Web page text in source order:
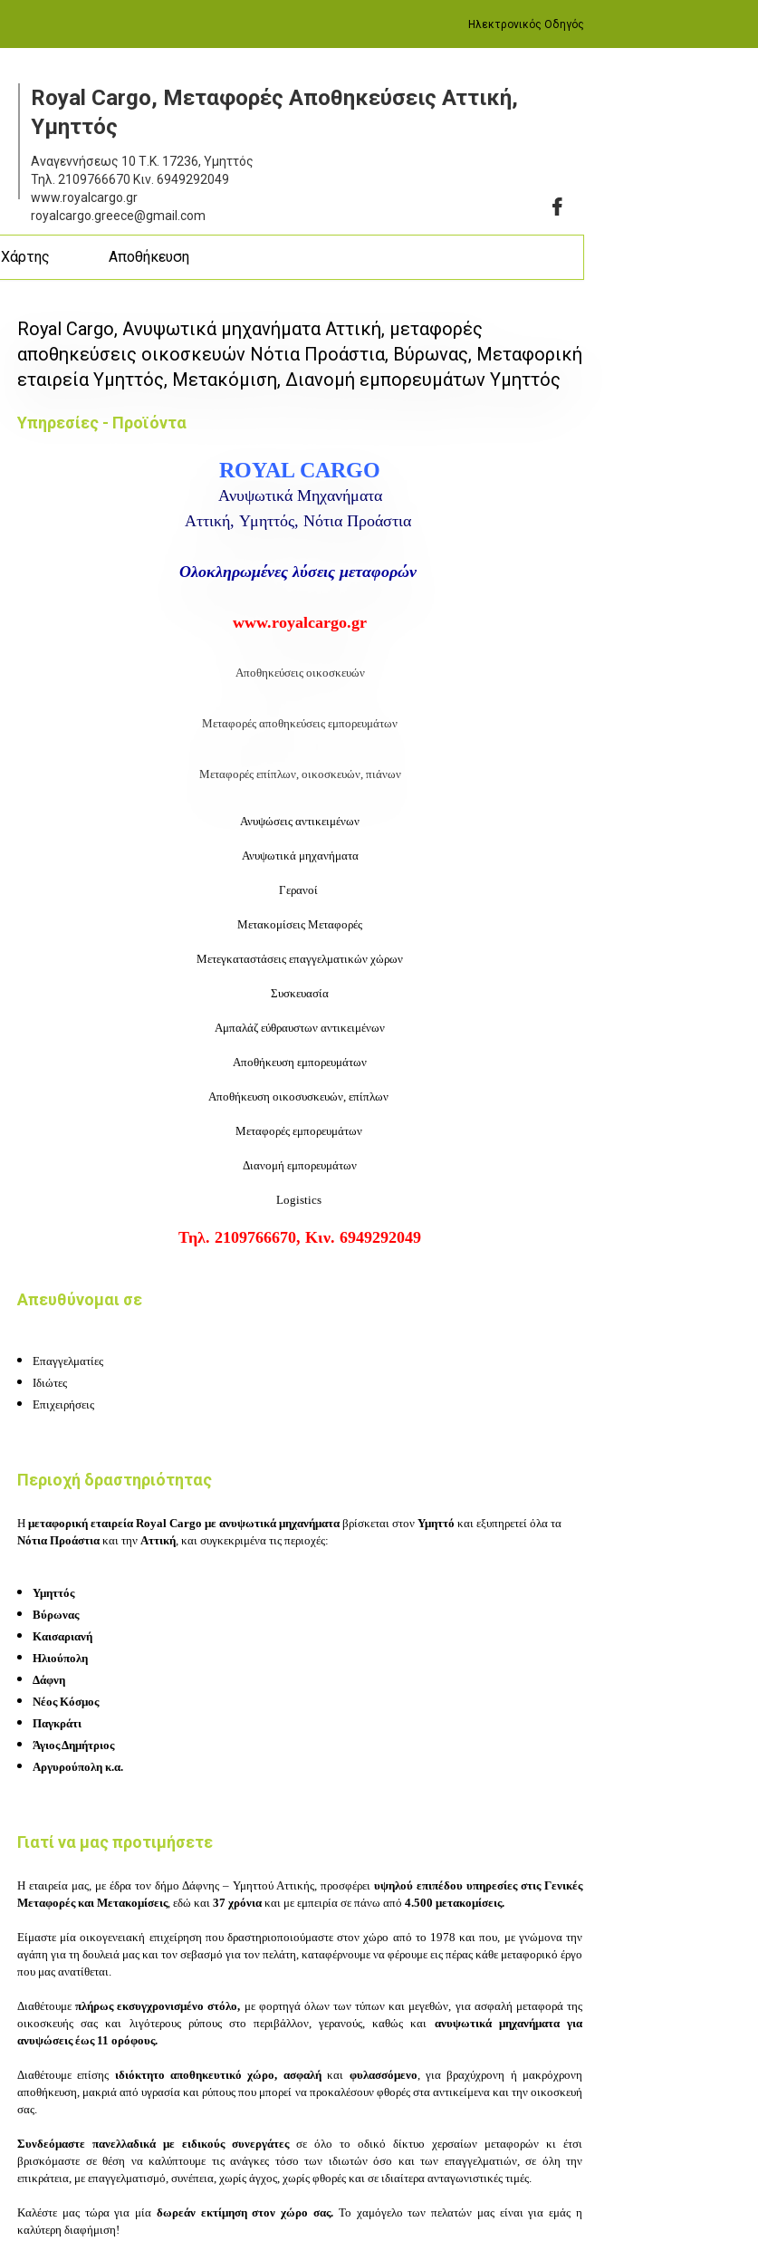
Ηλεκτρονικός Οδηγός
Royal Cargo, Μεταφορές Αποθηκεύσεις Αττική,
Υμηττός
Αναγεννήσεως 10 Τ.Κ. 17236, Υμηττός
Τηλ. 2109766670 Κιν. 6949292049
www.royalcargo.gr
royalcargo.greece@gmail.com
Χάρτης Αποθήκευση
Royal Cargo, Ανυψωτικά μηχανήματα Αττική, μεταφορές
αποθηκεύσεις οικοσκευών Νότια Προάστια, Βύρωνας, Μεταφορική
εταιρεία Υμηττός, Μετακόμιση, Διανομή εμπορευμάτων Υμηττός
Υπηρεσίες - Προϊόντα
ROYAL CARGO
Ανυψωτικά Μηχανήματα
Αττική, Υμηττός, Νότια Προάστια
Ολοκληρωμένες λύσεις μεταφορών
www.royalcargo.gr
Αποθηκεύσεις οικοσκευών
Μεταφορές αποθηκεύσεις εμπορευμάτων
Μεταφορές επίπλων, οικοσκευών, πιάνων
Ανυψώσεις αντικειμένων
Ανυψωτικά μηχανήματα
Γερανοί
Μετακομίσεις Μεταφορές
Μετεγκαταστάσεις επαγγελματικών χώρων
Συσκευασία
Αμπαλάζ εύθραυστων αντικειμένων
Αποθήκευση εμπορευμάτων
Αποθήκευση οικοσυσκευών, επίπλων
Μεταφορές εμπορευμάτων
Διανομή εμπορευμάτων
Logistics
Τηλ. 2109766670, Κιν. 6949292049
Απευθύνομαι σε
Επαγγελματίες
Ιδιώτες
Επιχειρήσεις
Περιοχή δραστηριότητας
Η μεταφορική εταιρεία Royal Cargo με ανυψωτικά μηχανήματα βρίσκεται στον Υμηττό και εξυπηρετεί όλα τα
Νότια Προάστια και την Αττική , και συγκεκριμένα τις περιοχές:
Υμηττός
Βύρωνας
Καισαριανή
Ηλιούπολη
Δάφνη
Νέος Κόσμος
Παγκράτι
Άγιος Δημήτριος
Αργυρούπολη κ.α.
Γιατί να μας προτιμήσετε
Η εταιρεία μας, με έδρα τον δήμο Δάφνης – Υμηττού Αττικής, προσφέρει υψηλού επιπέδου υπηρεσίες στις Γενικές
Μεταφορές και Μετακομίσεις, εδώ και 37 χρόνια και με εμπειρία σε πάνω από 4.500 μετακομίσεις.
Είμαστε μία οικογενειακή επιχείρηση που δραστηριοποιούμαστε στον χώρο από το 1978 και που, με γνώμονα την
αγάπη για τη δουλειά μας και τον σεβασμό για τον πελάτη, καταφέρνουμε να φέρουμε εις πέρας κάθε μεταφορικό έργο
που μας ανατίθεται.
Διαθέτουμεπλήρως εκσυγχρονισμένο στόλο, με φορτηγά όλων των τύπων και μεγεθών, για ασφαλή μεταφορά της
οικοσκευής σας και λιγότερους ρύπους στο περιβάλλον, γερανούς, καθώς και ανυψωτικά μηχανήματα για
ανυψώσεις έως 11 ορόφους.
Διαθέτουμε επίσης ιδιόκτητο αποθηκευτικό χώρο, ασφαλήκαι φυλασσόμενο , για βραχύχρονη ή μακρόχρονη
αποθήκευση, μακριά από υγρασία και ρύπους που μπορεί να προκαλέσουν φθορές στα αντικείμενα και την οικοσκευή
σας.
Συνδεόμαστε πανελλαδικά με ειδικούς συνεργάτες σε όλο το οδικό δίκτυο χερσαίων μεταφορών κι έτσι
βρισκόμαστε σε θέση να καλύπτουμε τις ανάγκες τόσο των ιδιωτών όσο και των επαγγελματιών, σε όλη την
επικράτεια, με επαγγελματισμό, συνέπεια, χωρίς άγχος, χωρίς φθορές και σε ιδιαίτερα ανταγωνιστικές τιμές.
Καλέστε μας τώρα για μία δωρεάν εκτίμηση στον χώρο σας. Το χαμόγελο των πελατών μας είναι για εμάς η
καλύτερη διαφήμιση!